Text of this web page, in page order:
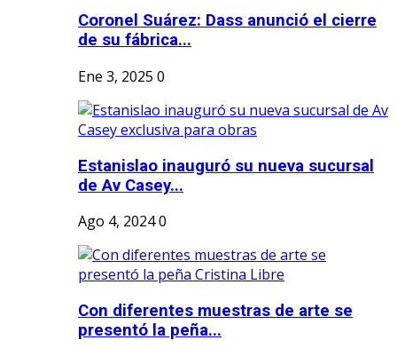
Coronel Suárez: Dass anunció el cierre
de su fábrica...
Ene 3, 2025 0
Estanislao inauguró su nueva sucursal
de Av Casey...
Ago 4, 20240
Con diferentes muestras de arte se
presentó la peña...